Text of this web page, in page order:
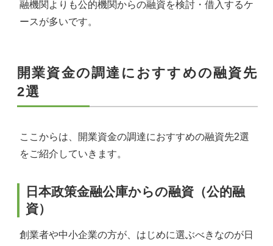
融機関よりも公的機関からの融資を検討・借入するケ
ースが多いです。
開業資金の調達におすすめの融資先
2選
ここからは、開業資金の調達におすすめの融資先2選
をご紹介していきます。
日本政策金融公庫からの融資（公的融
資）
創業者や中小企業の方が、はじめに選ぶべきなのが日